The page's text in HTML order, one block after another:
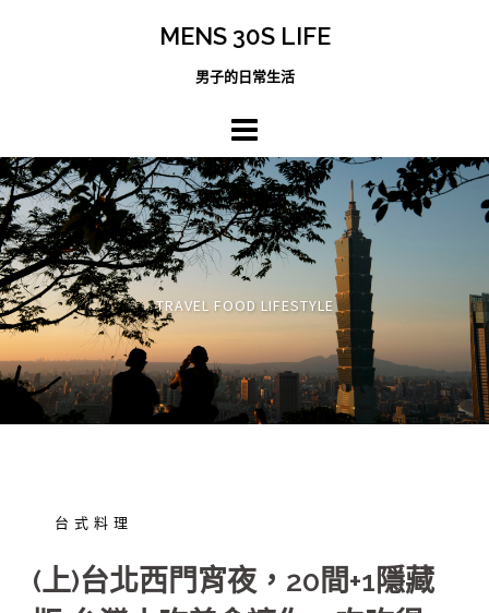
MENS 30S LIFE
男子的日常生活
TRAVEL FOOD LIFESTYLE
台式料理
(上)台北西門宵夜，20間+1隱藏